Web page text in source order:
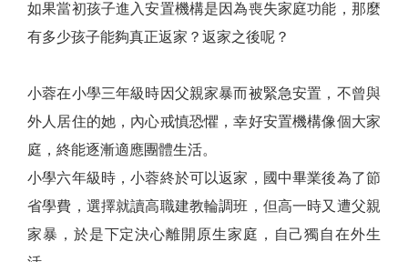
如果當初孩子進入安置機構是因為喪失家庭功能，那麼
有多少孩子能夠真正返家？返家之後呢？
小蓉在小學三年級時因父親家暴而被緊急安置，不曾與
外人居住的她，內心戒慎恐懼，幸好安置機構像個大家
庭，終能逐漸適應團體生活。
小學六年級時，小蓉終於可以返家，國中畢業後為了節
省學費，選擇就讀高職建教輪調班，但高一時又遭父親
家暴，於是下定決心離開原生家庭，自己獨自在外生